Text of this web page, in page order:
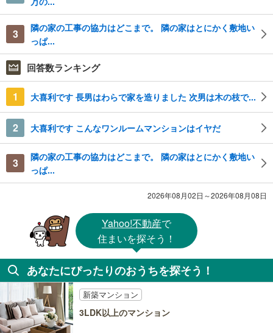
3
隣の家の工事の協力はどこまで。 隣の家はとにかく敷地い
っぱ...
回答数ランキング
1 大喜利です 長男はわらで家を造りました 次男は木の枝で...
2 大喜利です こんなワンルームマンションはイヤだ
3
隣の家の工事の協力はどこまで。 隣の家はとにかく敷地い
っぱ...
2026年08月02日～2026年08月08日
Yahoo!不動産で
住まいを探そう！
あなたにぴったりのおうちを探そう！
新築マンション
3LDK以上のマンション